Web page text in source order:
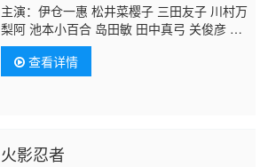
主演：伊仓一惠 松井菜樱子 三田友子 川村万
梨阿 池本小百合 岛田敏 田中真弓 关俊彦 绪
方贤一 江原正士 岛香裕 铃木胜美 樱井敏
治 田原阿尔诺 小室正幸 高木涉 西尾德 田口
昂 成田剑 安西正弘 目黑光祐 松冈文雄 伊井
枝 大泷进矢 麦人
查看详情
火影忍者